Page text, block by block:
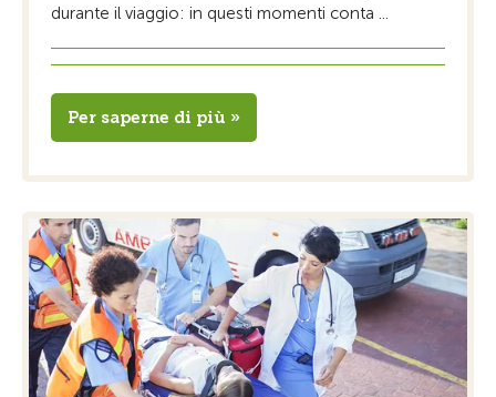
durante il viaggio: in questi momenti conta ...
Per saperne di più »